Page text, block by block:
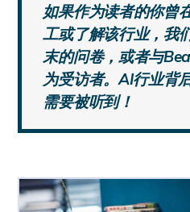
如果作为读者的你曾
工或了解该行业，我
末的问卷，或者与
为受访者。AI行业背
需要被听到！